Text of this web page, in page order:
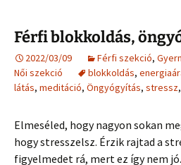
Férfi blokkoldás,
2022/03/09 Férfi szekció,
Női szekció
blokkoldás,
látás, meditáció, Öngyógyítás, stressz,
Elmeséled, hogy nagyon sokan
hogy stresszelsz. Érzik rajtad a
figyelmedet rá, mert ez így nem jó.